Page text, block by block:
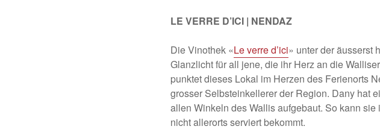
LE VERRE D’ICI | NENDAZ
Die Vinothek «Le verre d’ici» unter der äusserst
Glanzlicht für all jene, die ihr Herz an die
punktet dieses Lokal im Herzen des Ferienorts
grosser Selbsteinkellerer der Region. Dany hat
allen Winkeln des Wallis aufgebaut. So kann
nicht allerorts serviert bekommt.